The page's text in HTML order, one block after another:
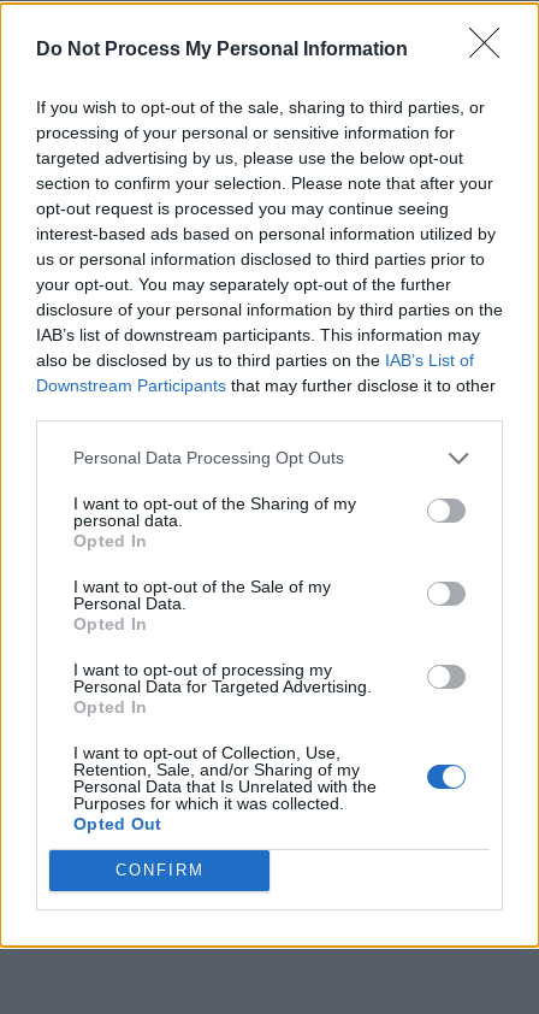
Do Not Process My Personal Information
If you wish to opt-out of the sale, sharing to third parties, or
processing of your personal or sensitive information for
targeted advertising by us, please use the below opt-out
section to confirm your selection. Please note that after your
opt-out request is processed you may continue seeing
interest-based ads based on personal information utilized by
us or personal information disclosed to third parties prior to
your opt-out. You may separately opt-out of the further
disclosure of your personal information by third parties on the
IAB’s list of downstream participants. This information may
also be disclosed by us to third parties on the IAB’s List of
Downstream Participants that may further disclose it to other
Personal Data Processing Opt Outs
I want to opt-out of the Sharing of my
personal data.
Opted In
I want to opt-out of the Sale of my
Personal Data.
Opted In
I want to opt-out of processing my
Personal Data for Targeted Advertising.
Opted In
I want to opt-out of Collection, Use,
Retention, Sale, and/or Sharing of my
Personal Data that Is Unrelated with the
Purposes for which it was collected.
Opted Out
CONFIRM
ad
M-am încărcat la Kampala cu tot optimismul colegilor
noștri ospitalieri, devotați, pragmatici, credincioși,
curajoși.”